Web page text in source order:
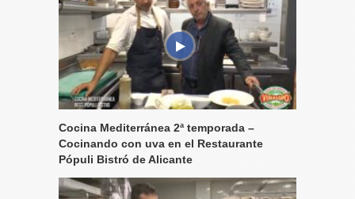
Cocina Mediterránea 2ª temporada –
Cocinando con uva en el Restaurante
Pópuli Bistró de Alicante